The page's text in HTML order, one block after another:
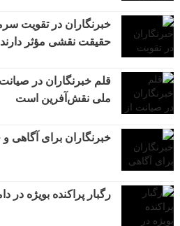
خبرنگاران در تقویت
حقیقت نقشی مؤثر دارند
قلم خبرنگاران در
ملی نقش‌آفرین است
خبرنگاران برای آگاهی
رگبار پراکنده بویژه در